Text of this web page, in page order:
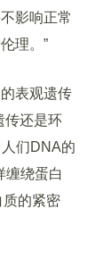
影响正常
理。”
表观遗传
传还是环
们DNA的
缠绕蛋白
质的紧密